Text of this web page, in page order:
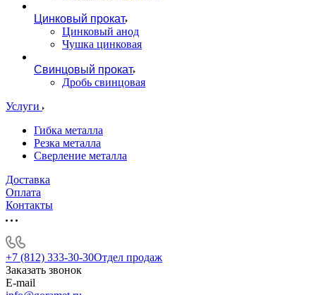
Цинковый прокат
Цинковый анод
Чушка цинковая
Свинцовый прокат
Дробь свинцовая
Услуги
Гибка металла
Резка металла
Сверление металла
Доставка
Оплата
Контакты
+7 (812) 333-30-30Отдел продаж
Заказать звонок
E-mail